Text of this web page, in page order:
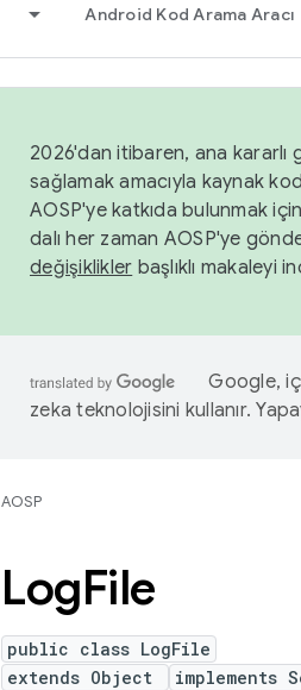
Android Kod Arama Aracı
2026'dan itibaren, ana kararlı
sağlamak amacıyla kaynak
AOSP'ye katkıda bulunmak için
dalı her zaman AOSP'ye
değişiklikler başlıklı makaleyi
Google,
zeka teknolojisini kullanır.
AOSP
LogFile
public class LogFile
extends Object
implements